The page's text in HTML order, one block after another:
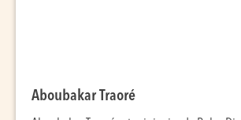
Aboubakar Traoré